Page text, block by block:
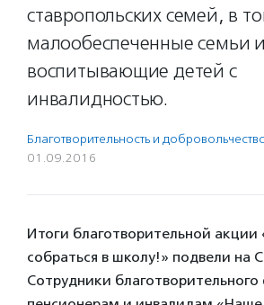
ставропольских семей, в
малообеспеченные семьи
воспитывающие детей с
инвалидностью.
Благотвори­тель­ность и
01.09.2016
Итоги благотворительной
собраться в школу!» подвели на
Сотрудники